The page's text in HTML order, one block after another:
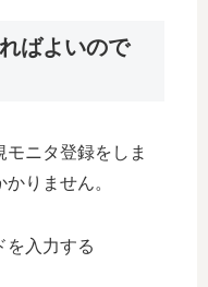
ばよいので
ニタ登録をしま
りません。
入力する